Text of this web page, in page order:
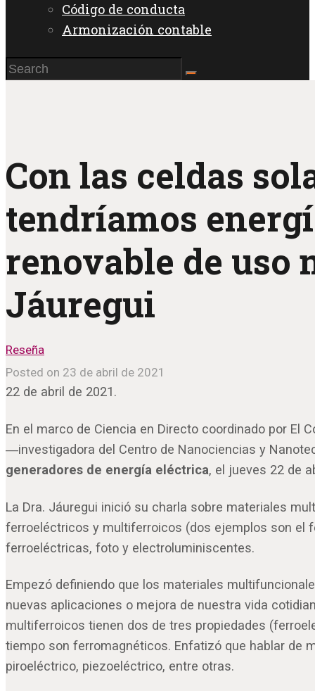
Código de conducta
Armonización contable
Con las celdas
tendríamos
renovable de uso
Jáuregui
Reseña
Posted on 23 de abril de 2021
22 de abril de 2021.
En el marco de Ciencia en Directo coordinado por El
―investigadora del Centro de Nanociencias y
generadores de energía eléctrica, el jueves 22 de
La Dra. Jáuregui inició su charla sobre materiales
ferroeléctricos y multiferroicos (dos ejemplos son el
ferroeléctricas, foto y electroluminiscentes.
Empezó definiendo que los materiales
nuevas aplicaciones o mejora de nuestra vida
multiferroicos tienen dos de tres propiedades
tiempo son ferromagnéticos. Enfatizó que hablar de
piroeléctrico, piezoeléctrico, entre otras.